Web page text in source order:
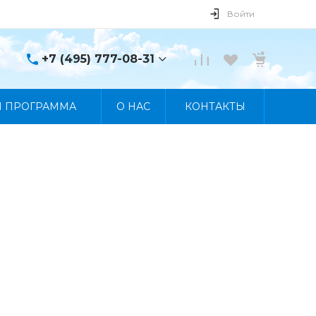
Войти
+7 (495) 777-08-31
+7 (495) 777-08-31
ПРОГРАММА О НАС КОНТАКТЫ